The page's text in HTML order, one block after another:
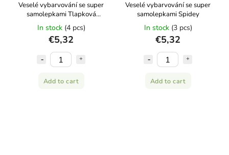
Veselé vybarvování se super
samolepkami Tlapková
patrola
In stock (4 pcs)
€5,32
Add to cart
Veselé vybarvování se super
samolepkami Spidey
In stock (3 pcs)
€5,32
Add to cart